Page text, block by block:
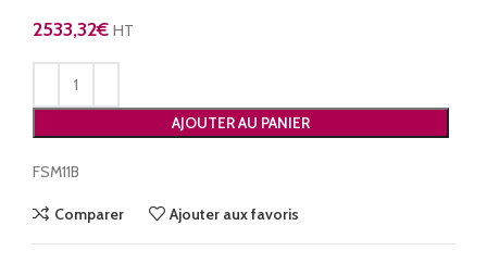
2533,32€ HT
AJOUTER AU PANIER
FSM11B
Comparer Ajouter aux favoris